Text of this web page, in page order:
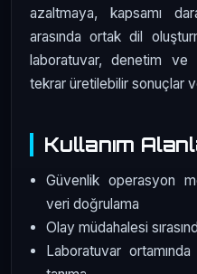
azaltmaya, kapsamı
arasında ortak dil
laboratuvar, denetim ve
tekrar üretilebilir sonuçlar
Kullanım
Güvenlik operasyon
veri doğrulama
Olay müdahalesi
Laboratuvar